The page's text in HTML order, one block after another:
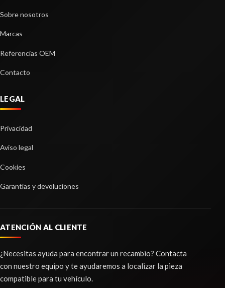
IZQUIERDO
Sobre nosotros
Marcas
Referencias OEM
Contacto
LEGAL
Privacidad
Aviso legal
Cookies
Garantías y devoluciones
ATENCIÓN AL CLIENTE
¿Necesitas ayuda para encontrar un recambio? Contacta
con nuestro equipo y te ayudaremos a localizar la pieza
compatible para tu vehículo.